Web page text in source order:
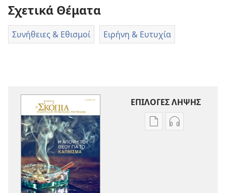
Σχετικά Θέματα
Συνήθειες & Εθισμοί Ειρήνη & Ευτυχία
ΕΠΙΛΟΓΕΣ ΛΗΨΗΣ
ΕπιλογέςΕπιλογές